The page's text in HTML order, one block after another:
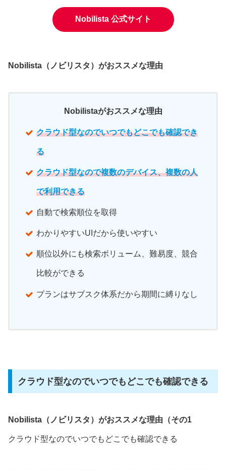
Nobilista 公式サイト
Nobilista（ノビリスタ）がおススメな理由
Nobilistaがおススメな理由
クラウド型なのでいつでもどこでも確認でき
る
クラウド型なので複数のデバイス、複数の人
で利用できる
自動で検索順位を取得
わかりやすいUIだから使いやすい
順位以外にも検索ボリューム、難易度、競合
比較ができる
プランはサブスク体系だから期間に縛りなし
クラウド型なのでいつでもどこでも確認できる
Nobilista（ノビリスタ）がおススメな理由（その1
クラウド型なのでいつでもどこでも確認できる